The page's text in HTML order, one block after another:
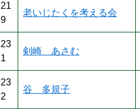
21
9
老いじたくを考える会
23
1
剣崎 あさむ
23
2
谷 多規子